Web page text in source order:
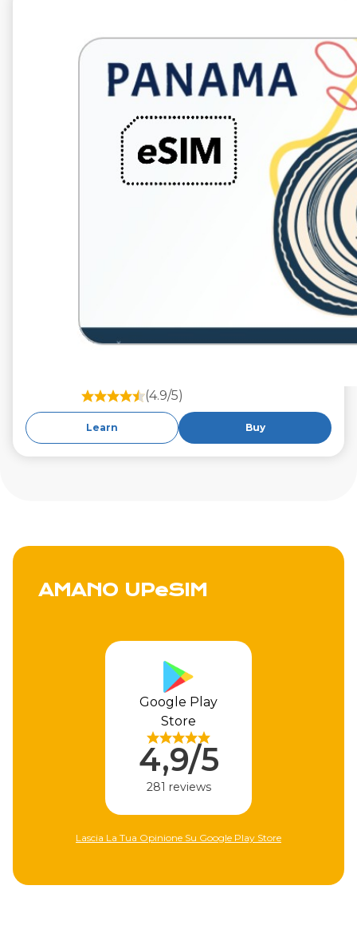
1 GB 7 giorni
Roaming on
Millicom
(4.9/5)
Learn Buy
AMANO UPeSIM
Apple Store
4,9/5
310 reviews
Lascia La Tua Opinione Sull'Apple Store